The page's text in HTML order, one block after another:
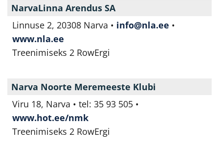
NarvaLinna Arendus SA
Linnuse 2, 20308 Narva • info@nla.ee •
www.nla.ee
Treenimiseks 2 RowErgi
Narva Noorte Meremeeste Klubi
Viru 18, Narva • tel: 35 93 505 •
www.hot.ee/nmk
Treenimiseks 2 RowErgi